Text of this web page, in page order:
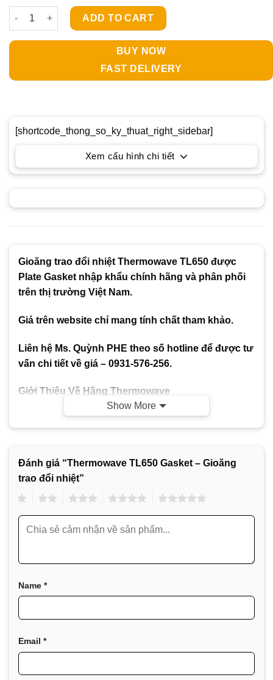
Thermowave TL650 Gasket - Gioăng trao đổi nhiệt quantity
ADD TO CART
BUY NOW
FAST DELIVERY
Gioăng trao đổi nhiệt Thermowave TL650 được
Plate Gasket nhập khẩu chính hãng và phân phối
trên thị trường Việt Nam.
Giá trên website chỉ mang tính chất tham khảo.
Liên hệ Ms. Quỳnh PHE theo số hotline để được tư
vấn chi tiết về giá – 0931-576-256.
Giới Thiệu Về Hãng Thermowave
Thermowave là nhà sản xuất hàng đầu về thiết bị trao
đổi nhiệt dạng tấm được cấu hình theo yêu cầu của
kích thước. Trụ sở chính của công ty nằm tại Berga
của Thermowave bao gồm tất cả các loại thiết bị trao
Show More
Đánh giá “Thermowave TL650 Gasket – Gioăng
trao đổi nhiệt”
Name *
Email *
[shortcode_thong_so_ky_thuat_right_sidebar]
Xem cấu hình chi tiết